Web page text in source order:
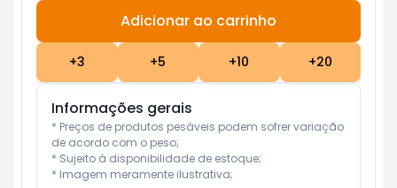
Adicionar ao carrinho
+3 +5 +10 +20
Informações gerais
* Preços de produtos pesáveis podem sofrer variação
de acordo com o peso;
* Sujeito à disponibilidade de estoque;
* Imagem meramente ilustrativa;